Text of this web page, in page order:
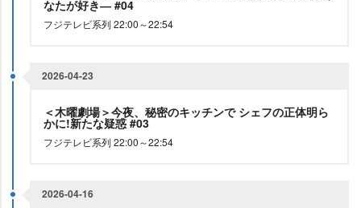
なたが好き― #04
フジテレビ系列 22:00～22:54
2026-04-23
＜木曜劇場＞今夜、秘密のキッチンで シェフの正体明ら
かに!新たな疑惑 #03
フジテレビ系列 22:00～22:54
2026-04-16